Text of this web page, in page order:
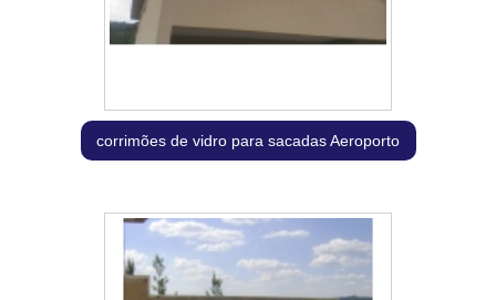
corrimões de vidro para sacadas Aeroporto